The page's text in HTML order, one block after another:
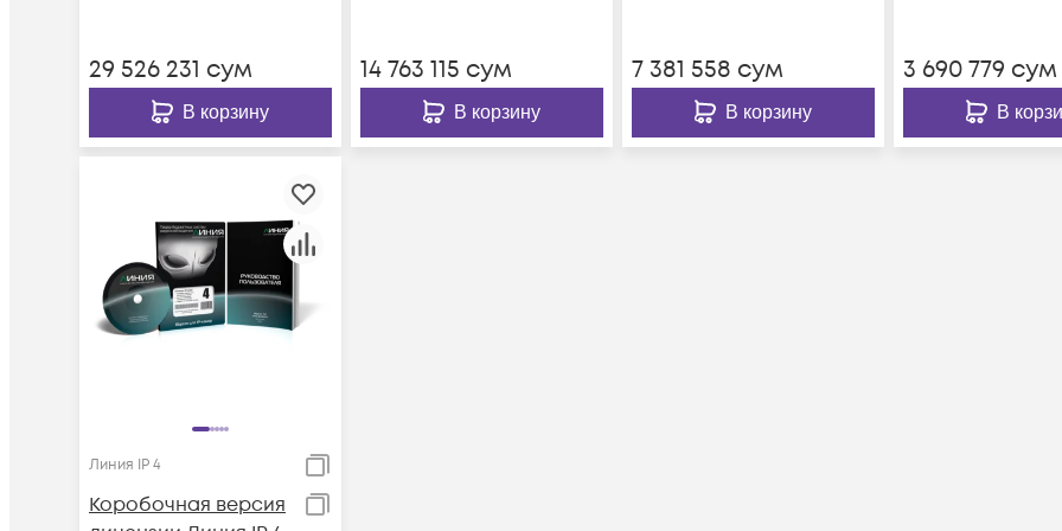
29 526 231 сум
В корзину
14 763 115 сум
В корзину
7 381 558 сум
В корзину
3 690 779 сум
В
Линия IP 4
Коробочная версия